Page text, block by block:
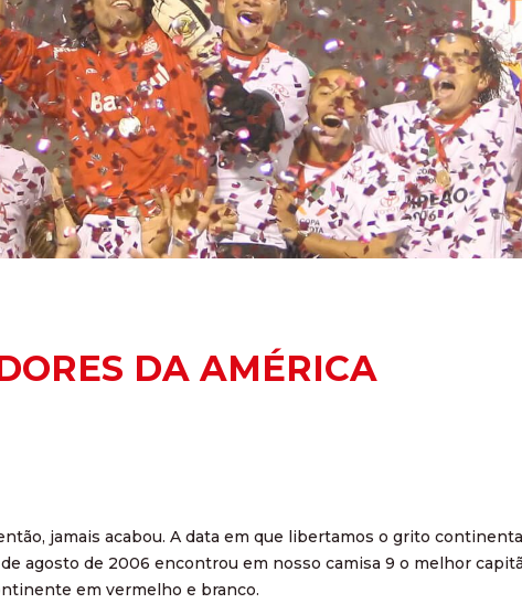
DA AMÉRICA
jamais acabou. A data em que libertamos o grito
agosto de 2006 encontrou em nosso camisa 9 o melhor
em vermelho e branco.